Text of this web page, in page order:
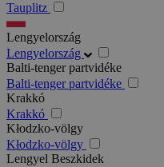
Tauplitz
Lengyelország
Lengyelország
Balti-tenger partvidéke
Balti-tenger partvidéke
Krakkó
Krakkó
Kłodzko-völgy
Kłodzko-völgy
Lengyel Beszkidek